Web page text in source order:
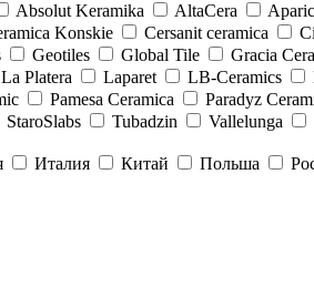
Absolut Keramika AltaCera
Konskie Cersanit ceramica
Geotiles Global Tile Gracia
La Platera Laparet LB-Ceramics
Pamesa Ceramica Paradyz
StaroSlabs Tubadzin Vallelunga
Италия Китай Польша